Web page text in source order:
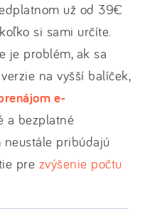
už od 39€
si sami určíte.
je problém, ak sa
na vyšší balíček,
e-
a bezplatné
pribúdajú
pre zvýšenie počtu